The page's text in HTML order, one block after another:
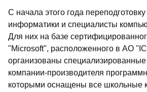
С начала этого года
информатики и специалисты
Для них на базе
"Microsoft", расположенного в АО
организованы
компании-производителя
которыми оснащены все школьные